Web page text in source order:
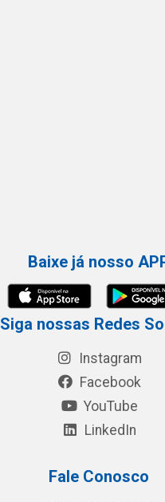
Baixe já nosso
Siga nossas Redes
Instagram
Facebook
YouTube
LinkedIn
Fale Conosco